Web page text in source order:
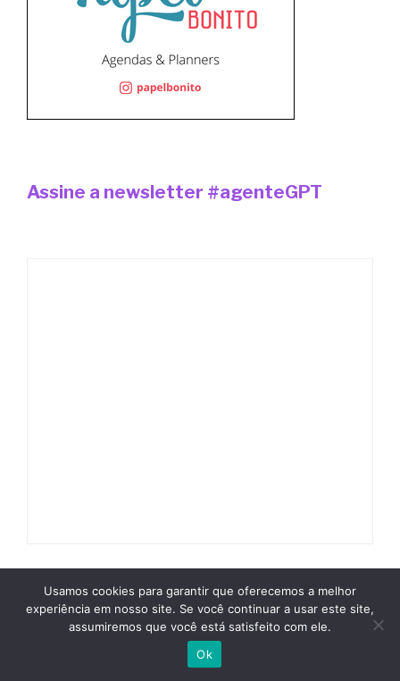
Assine a newsletter #agenteGPT
Leia na newsletter agenteGPT
Usamos cookies para garantir que oferecemos a melhor
experiência em nosso site. Se você continuar a usar este site,
assumiremos que você está satisfeito com ele.
Ok